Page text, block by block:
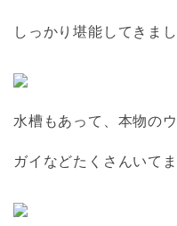
しっかり堪能してきま
水槽もあって、本物の
ガイなどたくさんいて